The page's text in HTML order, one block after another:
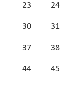
23 24
30 31
37 38
44 45